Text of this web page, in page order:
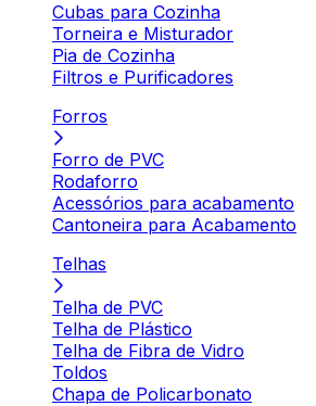
Cubas para Cozinha
Torneira e Misturador
Pia de Cozinha
Filtros e Purificadores
Forros
Forro de PVC
Rodaforro
Acessórios para acabamento
Cantoneira para Acabamento
Telhas
Telha de PVC
Telha de Plástico
Telha de Fibra de Vidro
Toldos
Chapa de Policarbonato